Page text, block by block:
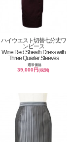
ハイウエスト切替七分丈ワ
ンピース
Wine Red Sheath Dress with
Three Quarter Sleeves
通常価格
39,000円(税別)